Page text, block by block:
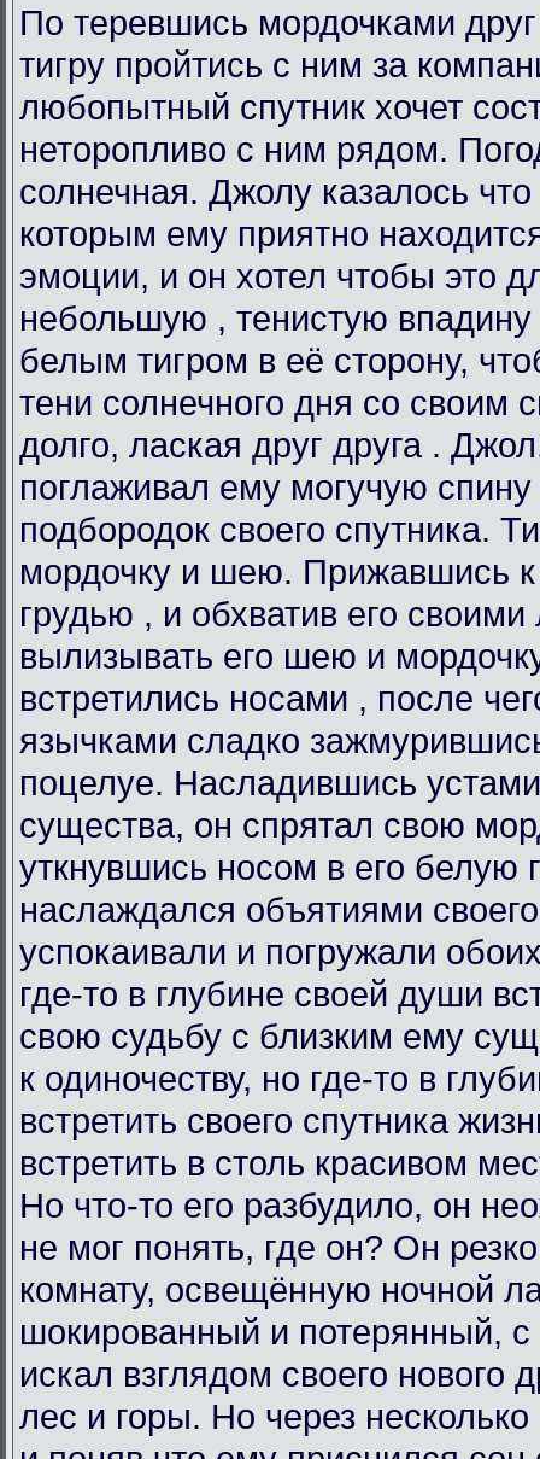
По теревшись мордочками
тигру пройтись с ним за
любопытный спутник хочет
неторопливо с ним рядом.
солнечная. Джолу казалось
которым ему приятно
эмоции, и он хотел чтобы это
небольшую , тенистую впадину
белым тигром в её сторону,
тени солнечного дня со своим
долго, лаская друг друга .
поглаживал ему могучую
подбородок своего спутника.
мордочку и шею. Прижавшись к
грудью , и обхватив его
вылизывать его шею и
встретились носами , после
язычками сладко
поцелуе. Насладившись
существа, он спрятал свою
уткнувшись носом в его белую
наслаждался объятиями
успокаивали и погружали
где-то в глубине своей души
свою судьбу с близким ему
к одиночеству, но где-то в
встретить своего спутника
встретить в столь красивом
Но что-то его разбудило, он
не мог понять, где он? Он
комнату, освещённую ночной
шокированный и потерянный,
искал взглядом своего нового
лес и горы. Но через